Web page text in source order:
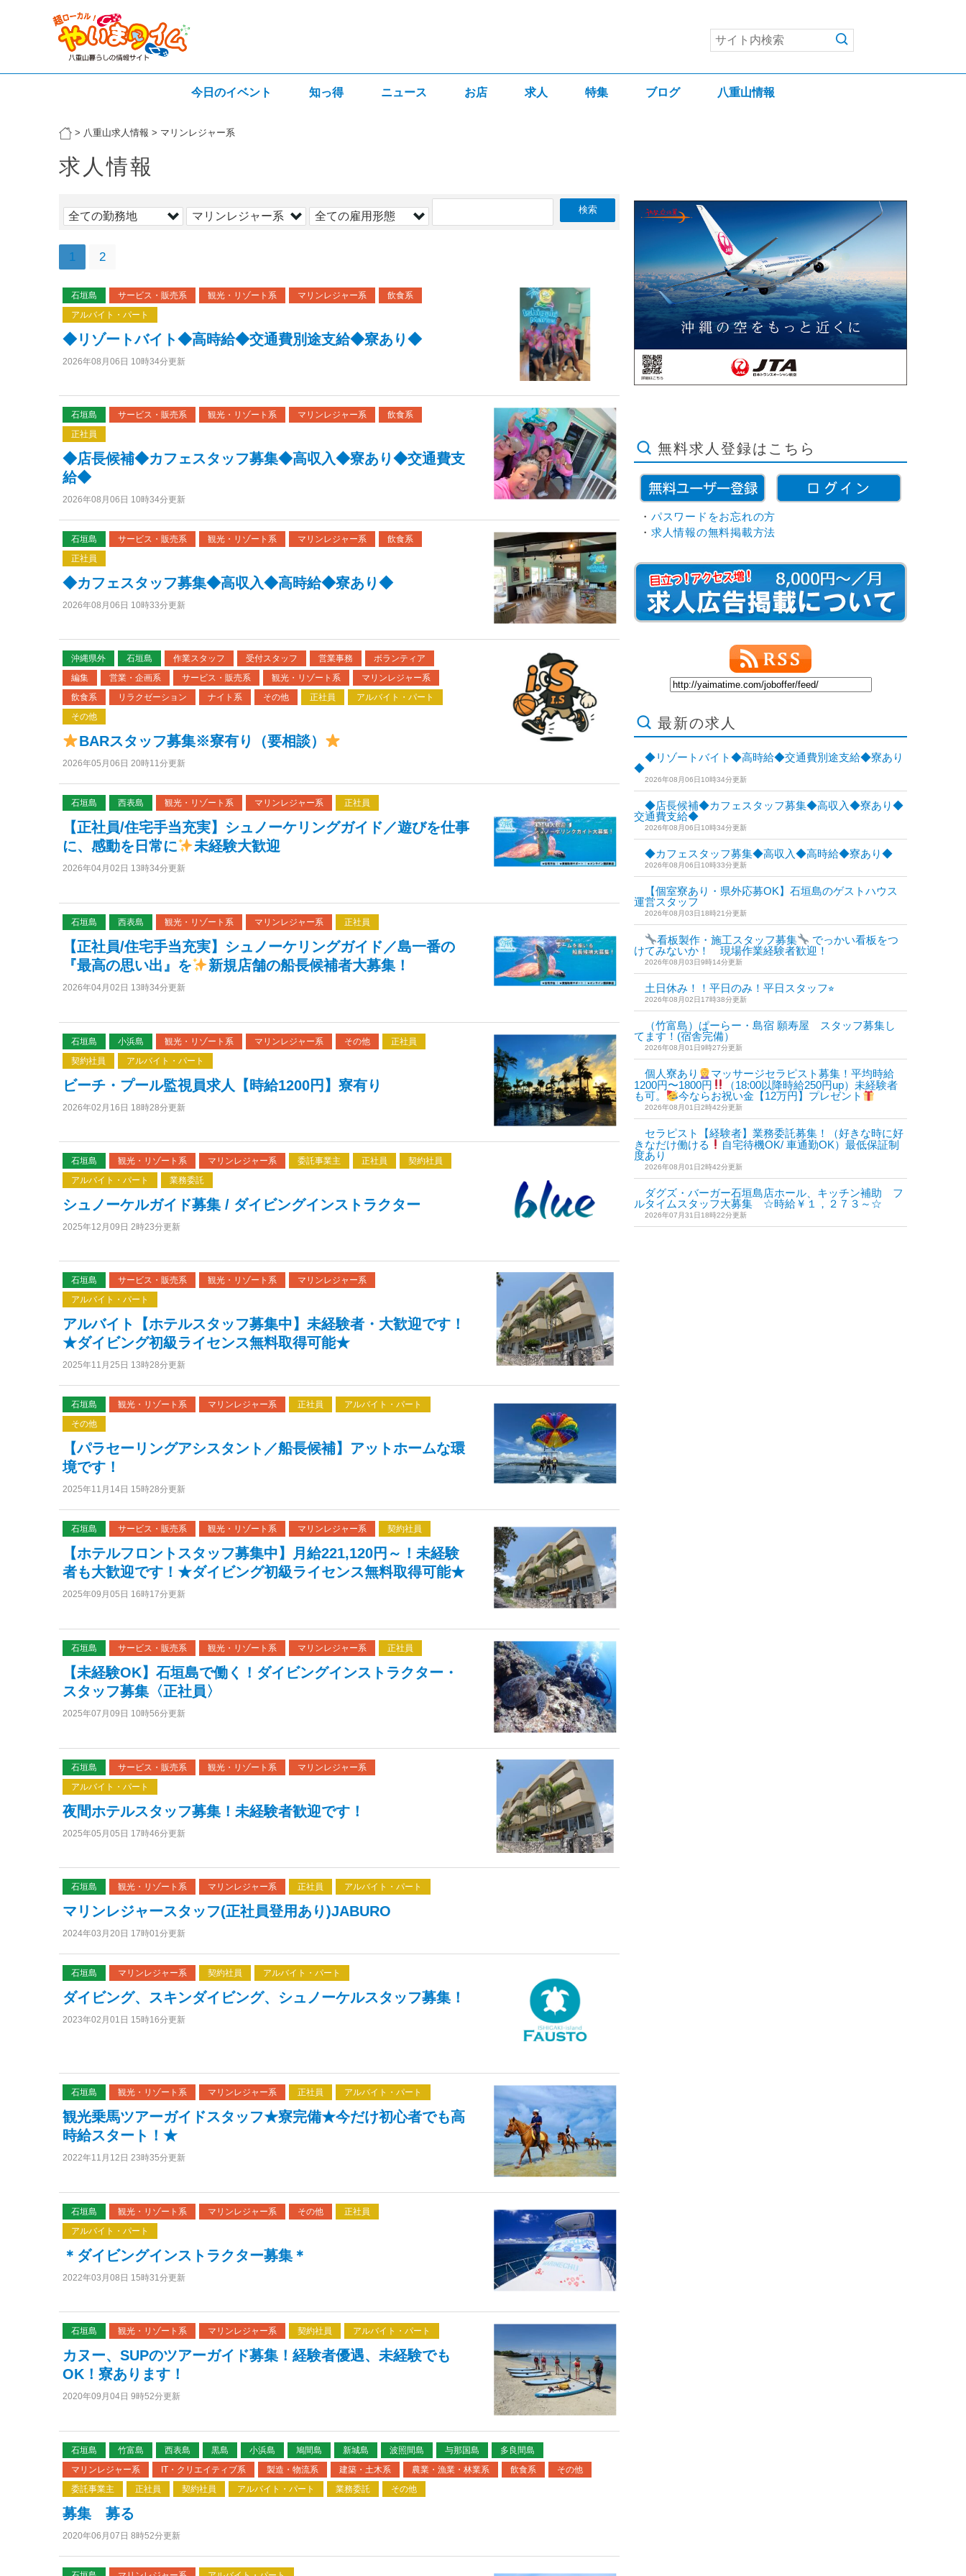
今日のイベント 知っ得 ニュース お店 求人 特集 ブログ 八重山情報
> 八重山求人情報 > マリンレジャー系
求人情報
1 2
石垣島 サービス・販売系 観光・リゾート系 マリンレジャー系
飲食系
アルバイト・パート
◆リゾートバイト◆高時給◆交通費別途支給◆寮あり◆
2026年08月06日 10時34分更新
石垣島 サービス・販売系 観光・リゾート系 マリンレジャー系
飲食系
正社員
◆店長候補◆カフェスタッフ募集◆高収入◆寮あり◆交通費支
給◆
2026年08月06日 10時34分更新
石垣島 サービス・販売系 観光・リゾート系 マリンレジャー系
飲食系
正社員
◆カフェスタッフ募集◆高収入◆高時給◆寮あり◆
2026年08月06日 10時33分更新
沖縄県外 石垣島 作業スタッフ 受付スタッフ 営業事務
ボランティア
編集
営業・企画系 サービス・販売系 観光・リゾート系
マリンレジャー系
飲食系
リラクゼーション ナイト系 その他 正社員
アルバイト・パート
その他
BARスタッフ募集※寮有り（要相談）
2026年05月06日 20時11分更新
石垣島 西表島 観光・リゾート系 マリンレジャー系 正社員
【正社員/住宅手当充実】シュノーケリングガイド／遊びを仕事
に、感動を日常に
未経験大歓迎
2026年04月02日 13時34分更新
石垣島 西表島 観光・リゾート系 マリンレジャー系 正社員
【正社員/住宅手当充実】シュノーケリングガイド／島一番の
『最高の思い出』を
新規店舗の船長候補者大募集！
2026年04月02日 13時34分更新
石垣島 小浜島 観光・リゾート系 マリンレジャー系 その他
正社員
契約社員
アルバイト・パート
ビーチ・プール監視員求人【時給1200円】寮有り
2026年02月16日 18時28分更新
石垣島 観光・リゾート系 マリンレジャー系 委託事業主 正社員
契約社員
アルバイト・パート
業務委託
シュノーケルガイド募集 / ダイビングインストラクター
2025年12月09日 2時23分更新
石垣島 サービス・販売系 観光・リゾート系
マリンレジャー系
アルバイト・パート
アルバイト【ホテルスタッフ募集中】未経験者・大歓迎です！
★ダイビング初級ライセンス無料取得可能★
2025年11月25日 13時28分更新
石垣島 観光・リゾート系 マリンレジャー系 正社員
アルバイト・パート
その他
【パラセーリングアシスタント／船長候補】アットホームな環
境です！
2025年11月14日 15時28分更新
石垣島 サービス・販売系 観光・リゾート系 マリンレジャー系 契約社員
【ホテルフロントスタッフ募集中】月給221,120円～！未経験
者も大歓迎です！★ダイビング初級ライセンス無料取得可能★
2025年09月05日 16時17分更新
石垣島 サービス・販売系 観光・リゾート系 マリンレジャー系 正社員
【未経験OK】石垣島で働く！ダイビングインストラクター・
スタッフ募集〈正社員〉
2025年07月09日 10時56分更新
石垣島 サービス・販売系 観光・リゾート系
マリンレジャー系
アルバイト・パート
夜間ホテルスタッフ募集！未経験者歓迎です！
2025年05月05日 17時46分更新
石垣島 観光・リゾート系 マリンレジャー系 正社員 アルバイト・パート
マリンレジャースタッフ(正社員登用あり)JABURO
2024年03月20日 17時01分更新
石垣島 マリンレジャー系 契約社員 アルバイト・パート
ダイビング、スキンダイビング、シュノーケルスタッフ募集！
2023年02月01日 15時16分更新
石垣島 観光・リゾート系 マリンレジャー系 正社員 アルバイト・パート
観光乗馬ツアーガイドスタッフ★寮完備★今だけ初心者でも高
時給スタート！★
2022年11月12日 23時35分更新
石垣島 観光・リゾート系 マリンレジャー系 その他
正社員
アルバイト・パート
＊ダイビングインストラクター募集＊
2022年03月08日 15時31分更新
石垣島 観光・リゾート系 マリンレジャー系 契約社員 アルバイト・パート
カヌー、SUPのツアーガイド募集！経験者優遇、未経験でも
OK！寮あります！
2020年09月04日 9時52分更新
石垣島 竹富島 西表島 黒島 小浜島 鳩間島 新城島 波照間島 与那国島
多良間島
マリンレジャー系
IT・クリエイティブ系 製造・物流系 建築・土木系 農業・漁業・林業系 飲食系
その他
委託事業主
正社員 契約社員 アルバイト・パート 業務委託 その他
募集 募る
2020年06月07日 8時52分更新
無料求人登録はこちら
・ パスワードをお忘れの方
・ 求人情報の無料掲載方法
最新の求人
◆リゾートバイト◆高時給◆交通費別途支給◆寮あり
◆
2026年08月06日10時34分更新
◆店長候補◆カフェスタッフ募集◆高収入◆寮あり◆
交通費支給◆
2026年08月06日10時34分更新
◆カフェスタッフ募集◆高収入◆高時給◆寮あり◆
2026年08月06日10時33分更新
【個室寮あり・県外応募OK】石垣島のゲストハウス
運営スタッフ
2026年08月03日18時21分更新
看板製作・施工スタッフ募集
でっかい看板をつ
けてみないか！ 現場作業経験者歓迎！
2026年08月03日9時14分更新
土日休み！！平日のみ！平日スタッフ⭐︎
2026年08月02日17時38分更新
（竹富島）ぱーらー・島宿 願寿屋 スタッフ募集し
てます！(宿舎完備）
2026年08月01日9時27分更新
個人寮あり
マッサージセラピスト募集！平均時給
1200円〜1800円
（18:00以降時給250円up）未経験者
も可。
今ならお祝い金【12万円】プレゼント
2026年08月01日2時42分更新
セラピスト【経験者】業務委託募集！（好きな時に好
きなだけ働ける
自宅待機OK/ 車通勤OK）最低保証制
度あり
2026年08月01日2時42分更新
ダグズ・バーガー石垣島店ホール、キッチン補助 フ
ルタイムスタッフ大募集 ☆時給￥１，２７３～☆
2026年07月31日18時22分更新